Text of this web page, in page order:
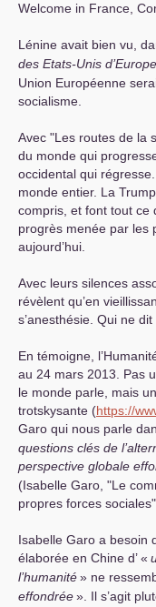
Welcome in France,
Lénine avait bien vu,
des Etats-Unis d’Europe
Union Européenne
socialisme.
Avec "Les routes de la
du monde qui
occidental qui
monde entier. La
compris, et font tout ce
progrès menée par les
aujourd’hui.
Avec leurs silences
révèlent qu’en
s’anesthésie. Qui ne dit
En témoigne,
au 24 mars 2013. Pas
le monde parle, mais
trotskysante (https://
Garo qui nous parle
questions clés de
perspective globale
(Isabelle Garo, "Le
propres forces
Isabelle Garo a besoin
élaborée en Chine d’ «
l’humanité» ne
effondrée». Il s’agit